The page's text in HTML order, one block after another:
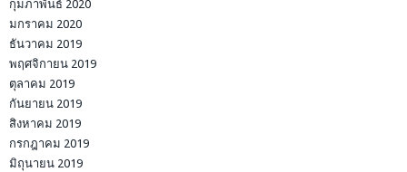
กุมภาพันธ์ 2020
มกราคม 2020
ธันวาคม 2019
พฤศจิกายน 2019
ตุลาคม 2019
กันยายน 2019
สิงหาคม 2019
กรกฎาคม 2019
มิถุนายน 2019